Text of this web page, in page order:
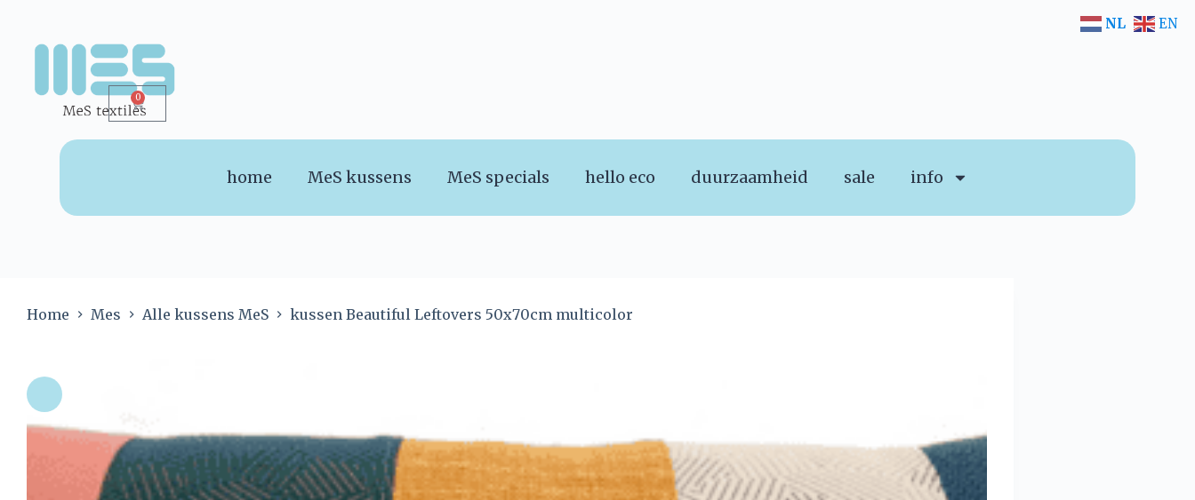
0
home MeS kussens MeS specials hello eco duurzaamheid sale info
Home Mes Alle kussens MeS kussen Beautiful Leftovers 50x70cm multicolor
NL EN